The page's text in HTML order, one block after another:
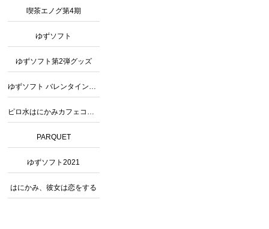
喫茶エノグ第4期
ゆずソフト
ゆずソフト第2弾グッズ
PARQUET
ゆずソフト2021
はにかみ、彼女は恋をする